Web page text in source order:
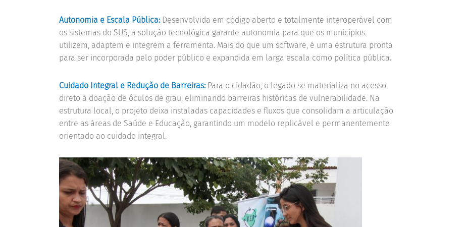
Autonomia e Escala Pública: Desenvolvida em código aberto e totalmente interoperável com
os sistemas do SUS, a solução tecnológica garante autonomia para que os municípios
utilizem, adaptem e integrem a ferramenta. Mais do que um software, é uma estrutura pronta
para ser incorporada pelo poder público e expandida em larga escala como política pública.
Cuidado Integral e Redução de Barreiras: Para o cidadão, o legado se materializa no acesso
direto à doação de óculos de grau, eliminando barreiras históricas de vulnerabilidade. Na
estrutura local, o projeto deixa instaladas capacidades e fluxos que consolidam a articulação
entre as áreas de Saúde e Educação, garantindo um modelo replicável e permanentemente
orientado ao cuidado integral.